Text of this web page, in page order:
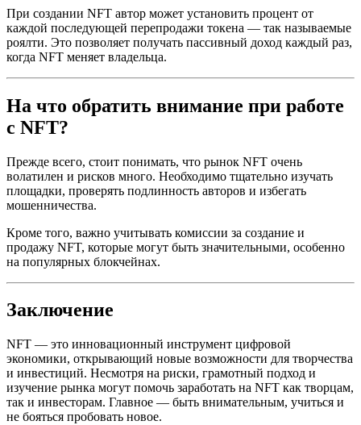
При создании NFT автор может установить процент от
каждой последующей перепродажи токена — так называемые
роялти. Это позволяет получать пассивный доход каждый раз,
когда NFT меняет владельца.
На что обратить внимание при работе
с NFT?
Прежде всего, стоит понимать, что рынок NFT очень
волатилен и рисков много. Необходимо тщательно изучать
площадки, проверять подлинность авторов и избегать
мошенничества.
Кроме того, важно учитывать комиссии за создание и
продажу NFT, которые могут быть значительными, особенно
на популярных блокчейнах.
Заключение
NFT — это инновационный инструмент цифровой
экономики, открывающий новые возможности для творчества
и инвестиций. Несмотря на риски, грамотный подход и
изучение рынка могут помочь заработать на NFT как творцам,
так и инвесторам. Главное — быть внимательным, учиться и
не бояться пробовать новое.